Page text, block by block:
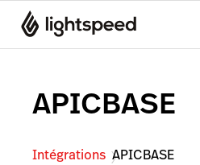
APICBASE
Intégrations APICBASE